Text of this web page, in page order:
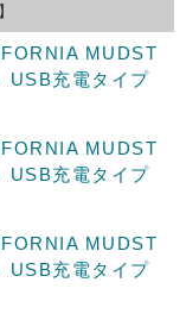
MUDST
USB充電タイプ
MUDST
USB充電タイプ
MUDST
USB充電タイプ